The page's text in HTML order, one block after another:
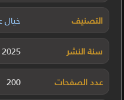
التصنيف
سنة النشر
2025
عدد الصفحات
200